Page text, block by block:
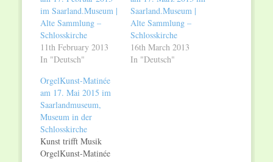
im Saarland.Museum |
Alte Sammlung –
Schlosskirche
11th February 2013
In "Deutsch"
Saarland.Museum |
Alte Sammlung –
Schlosskirche
16th March 2013
In "Deutsch"
OrgelKunst-Matinée
am 17. Mai 2015 im
Saarlandmuseum,
Museum in der
Schlosskirche
Kunst trifft Musik
OrgelKunst-Matinée